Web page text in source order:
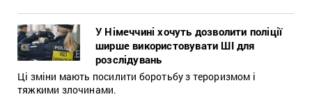
У Німеччині хочуть дозволити поліції
ширше використовувати ШІ для
розслідувань
Ці зміни мають посилити боротьбу з тероризмом і
тяжкими злочинами.